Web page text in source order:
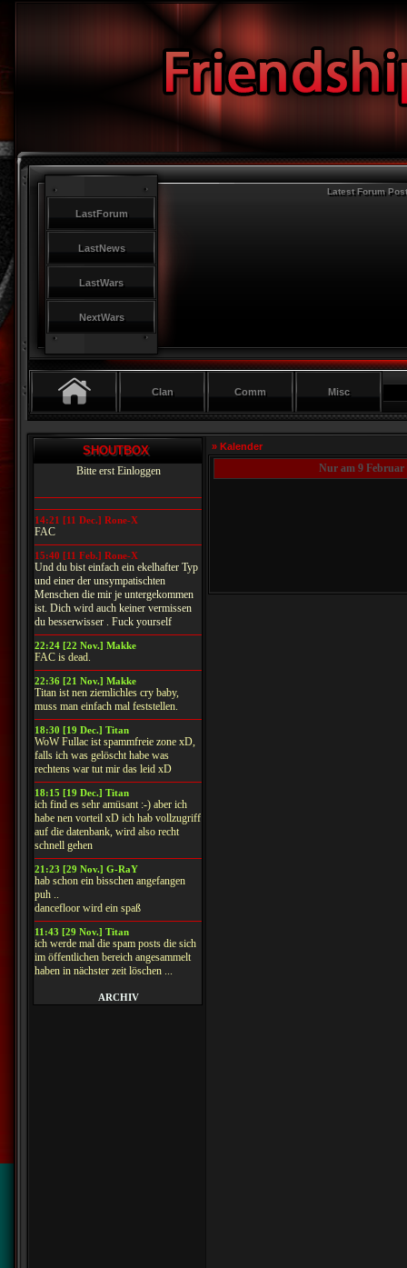
LastForum
LastNews
LastWars
NextWars
Latest Forum
Clan Comm Misc
SHOUTBOX
Bitte erst Einloggen
14:21 [11 Dec.] Rone-X
FAC
15:40 [11 Feb.] Rone-X
Und du bist einfach ein ekelhafter Typ
und einer der unsympatischten
Menschen die mir je untergekommen
ist. Dich wird auch keiner vermissen
du besserwisser . Fuck yourself
22:24 [22 Nov.] Makke
FAC is dead.
22:36 [21 Nov.] Makke
Titan ist nen ziemlichles cry baby,
muss man einfach mal feststellen.
18:30 [19 Dec.] Titan
WoW Fullac ist spammfreie zone xD,
falls ich was gelöscht habe was
rechtens war tut mir das leid xD
18:15 [19 Dec.] Titan
ich find es sehr amüsant :-) aber ich
habe nen vorteil xD ich hab vollzugriff
auf die datenbank, wird also recht
schnell gehen
21:23 [29 Nov.] G-RaY
hab schon ein bisschen angefangen
puh ..
dancefloor wird ein spaß
11:43 [29 Nov.] Titan
ich werde mal die spam posts die sich
im öffentlichen bereich angesammelt
haben in nächster zeit löschen ...
ARCHIV
» Kalender
Nur am 9 Februar